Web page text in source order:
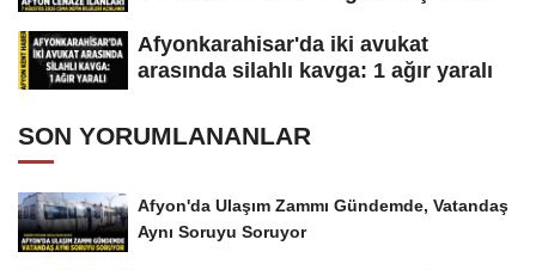
Afyonkarahisar'da iki avukat
arasında silahlı kavga: 1 ağır yaralı
SON YORUMLANANLAR
Afyon'da Ulaşım Zammı Gündemde, Vatandaş
Aynı Soruyu Soruyor